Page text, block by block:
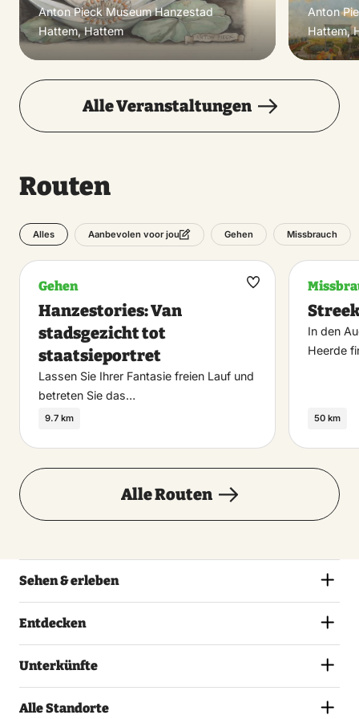
Anton Pieck Museum Hanzestad
Hattem, Hattem
Anton
Hattem,
Alle Veranstaltungen
Routen
Alles Aanbevolen voor jou Gehen Missbrauch
Gehen
Hanzestories: Van
stadsgezicht tot
staatsieportret
Lassen Sie Ihrer Fantasie freien Lauf und
betreten Sie das…
9.7 km
Maak
In den
Heerde
50 km
Alle Routen
Sehen & erleben
Entdecken
Unterkünfte
Alle Standorte